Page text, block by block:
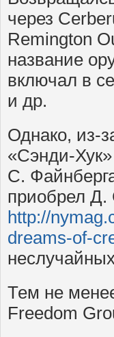
через
Remington
название
включал в
и др.
Однако, из-
«Сэнди-
С.
приобрел Д.
http://
dreams-of-
Тем не
Freedom